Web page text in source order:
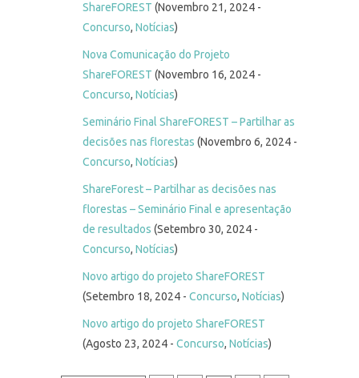
ShareFOREST (Novembro 21, 2024 -
Concurso, Notícias)
Nova Comunicação do Projeto
ShareFOREST (Novembro 16, 2024 -
Concurso, Notícias)
Seminário Final ShareFOREST – Partilhar as
decisões nas florestas (Novembro 6, 2024 -
Concurso, Notícias)
ShareForest – Partilhar as decisões nas
florestas – Seminário Final e apresentação
de resultados (Setembro 30, 2024 -
Concurso, Notícias)
Novo artigo do projeto ShareFOREST
(Setembro 18, 2024 - Concurso, Notícias)
Novo artigo do projeto ShareFOREST
(Agosto 23, 2024 - Concurso, Notícias)